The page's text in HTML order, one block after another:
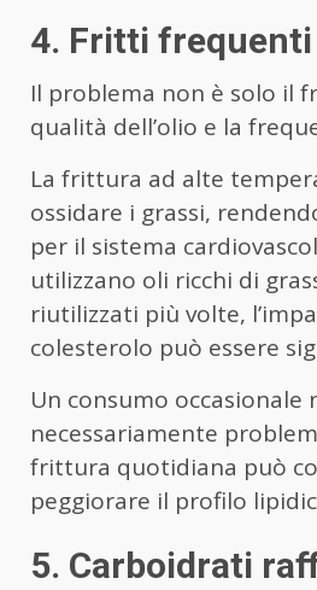
4. Fritti frequenti
Il problema non è solo il
qualità dell’olio e la
La frittura ad alte
ossidare i grassi,
per il sistema
utilizzano oli ricchi di
riutilizzati più volte,
colesterolo può essere
Un consumo occasionale
necessariamente
frittura quotidiana può
peggiorare il profilo
5. Carboidrati